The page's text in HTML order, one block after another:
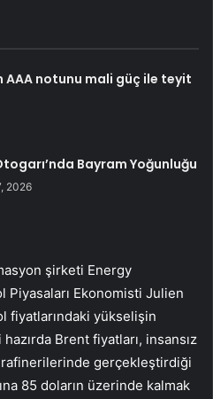
AAA notunu mali güç ile teyit
Bayram Yoğunluğu
2026
şirketi Energy
Piyasaları Ekonomisti Julien
fiyatlarındaki yükselişin
Brent fiyatları, insansız
rafinerilerinde gerçekleştirdiği
85 doların üzerinde kalmak